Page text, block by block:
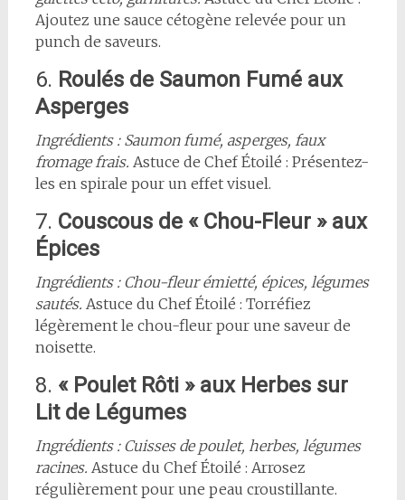
Ajoutez une sauce cétogène relevée pour un
punch de saveurs.
6. Roulés de Saumon Fumé aux
Asperges
Ingrédients : Saumon fumé, asperges, faux
fromage frais. Astuce de Chef Étoilé : Présentez-
les en spirale pour un effet visuel.
7. Couscous de « Chou-Fleur » aux
Épices
Ingrédients : Chou-fleur émietté, épices, légumes
sautés. Astuce du Chef Étoilé : Torréfiez
légèrement le chou-fleur pour une saveur de
noisette.
8. « Poulet Rôti » aux Herbes sur
Lit de Légumes
Ingrédients : Cuisses de poulet, herbes, légumes
racines. Astuce du Chef Étoilé : Arrosez
régulièrement pour une peau croustillante.